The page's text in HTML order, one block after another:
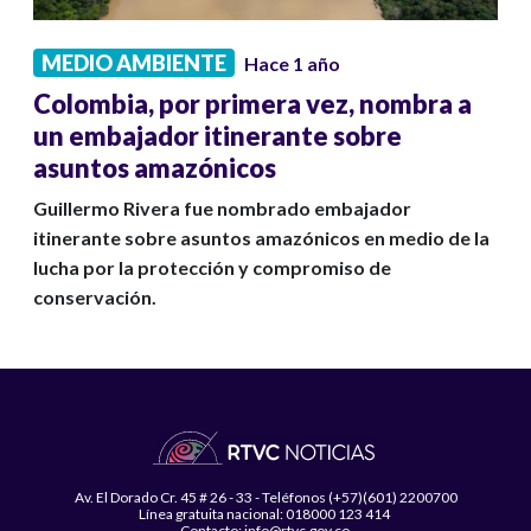
MEDIO AMBIENTE Hace 1 año
Colombia, por primera vez, nombra a
un embajador itinerante sobre
asuntos amazónicos
Guillermo Rivera fue nombrado embajador
itinerante sobre asuntos amazónicos en medio de la
lucha por la protección y compromiso de
conservación.
Av. El Dorado Cr. 45 # 26 - 33 - Teléfonos (+57)(601) 2200700
Línea gratuita nacional: 018000 123 414